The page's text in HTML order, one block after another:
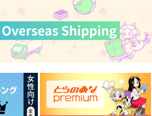
今日、家に帰ったら
はる
わんぱら
629円（税込）
ジョルノ×ブチャラティ
サンプル
作品詳細
もえきゅんめいどラッ
キーボーイ
よしよしだっこ
550円
ジョルノ×ミスタ
サンプル
作品詳細